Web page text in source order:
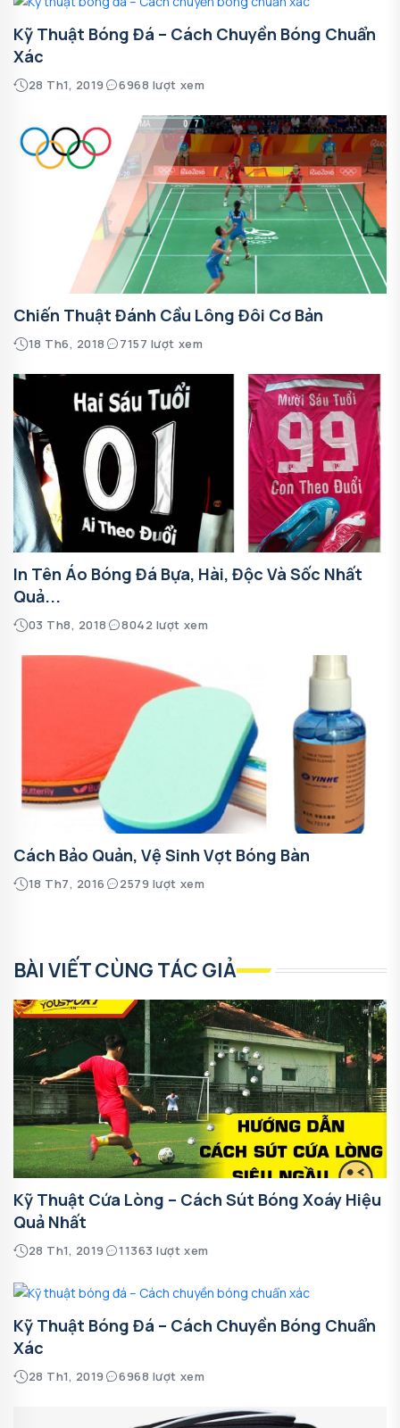
Kỹ Thuật Bóng Đá – Cách Chuyền Bóng Chuẩn
Xác
28 Th1, 2019 6968 lượt xem
Chiến Thuật Đánh Cầu Lông Đôi Cơ Bản
18 Th6, 2018 7157 lượt xem
In Tên Áo Bóng Đá Bựa, Hài, Độc Và Sốc Nhất
Quả...
03 Th8, 2018 8042 lượt xem
Cách Bảo Quản, Vệ Sinh Vợt Bóng Bàn
18 Th7, 2016 2579 lượt xem
BÀI VIẾT CÙNG TÁC GIẢ
Kỹ Thuật Cứa Lòng – Cách Sút Bóng Xoáy Hiệu
Quả Nhất
28 Th1, 2019 11363 lượt xem
Kỹ Thuật Bóng Đá – Cách Chuyền Bóng Chuẩn
Xác
28 Th1, 2019 6968 lượt xem